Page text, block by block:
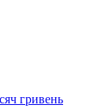
гривень